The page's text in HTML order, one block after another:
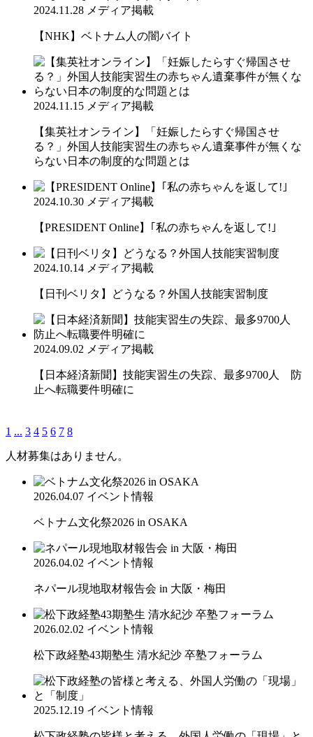
2024.11.28 メディア掲載
【NHK】ベトナム人の闇バイト
2024.11.15 メディア掲載
【集英社オンライン】「妊娠したらすぐ帰国させ
る？」外国人技能実習生の赤ちゃん遺棄事件が無くな
らない日本の制度的な問題とは
2024.10.30 メディア掲載
【PRESIDENT Online】｢私の赤ちゃんを返して!｣
2024.10.14 メディア掲載
【日刊ベリタ】どうなる？外国人技能実習制度
2024.09.02 メディア掲載
【日本経済新聞】技能実習生の失踪、最多9700人 防
止へ転職要件明確に
1 ... 3 4 5 6 7 8
人材募集はありません。
2026.04.07 イベント情報
ベトナム文化祭2026 in OSAKA
2026.04.02 イベント情報
ネパール現地取材報告会 in 大阪・梅田
2026.02.02 イベント情報
松下政経塾43期塾生 清水紀沙 卒塾フォーラム
2025.12.19 イベント情報